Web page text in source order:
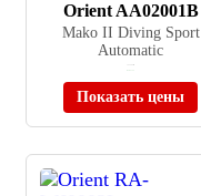
Orient AA02001B
Mako II Diving Sport
Automatic
Показать цены